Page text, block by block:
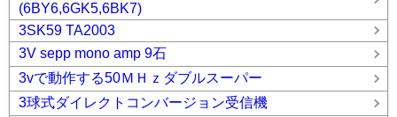
(6BY6,6GK5,6BK7)
3SK59 TA2003
3V sepp mono amp 9石
3vで動作する50ＭＨｚダブルスーパー
3球式ダイレクトコンバージョン受信機